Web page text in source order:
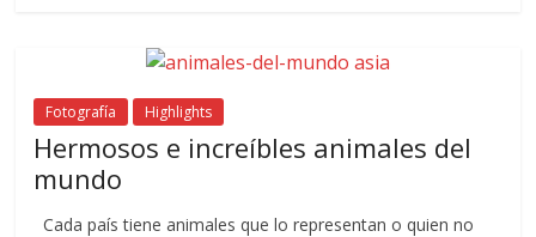
Fotografía Highlights
Hermosos e increíbles animales del
mundo
Cada país tiene animales que lo representan o quien no